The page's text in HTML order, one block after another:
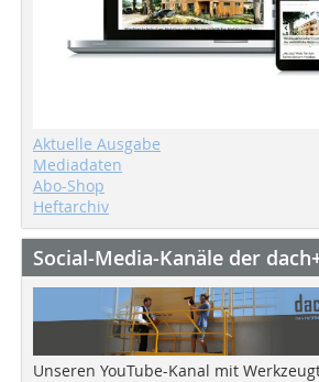
Aktuelle Ausgabe
Mediadaten
Abo-Shop
Heftarchiv
Social-Media-Kanäle der
Unseren YouTube-Kanal mit